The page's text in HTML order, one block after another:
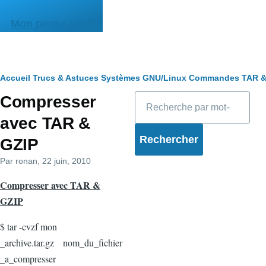
Mon pense-bête
Fil
d'Ariane
Accueil Trucs & Astuces Systèmes GNU/Linux Commandes TAR
Compresser
avec TAR &
GZIP
Par ronan , 22 juin, 2010
Compresser avec TAR &
GZIP
$ tar -cvzf mon
_archive.tar.gz nom_du_fichier
_a_compresser